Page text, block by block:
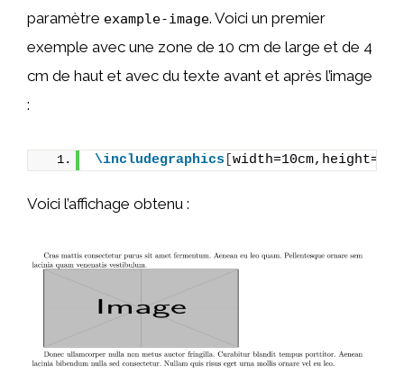
paramètre example-image. Voici un premier
exemple avec une zone de 10 cm de large et de 4
cm de haut et avec du texte avant et après l’image
:
\includegraphics width=10cm,height=4cm
Voici l’affichage obtenu :